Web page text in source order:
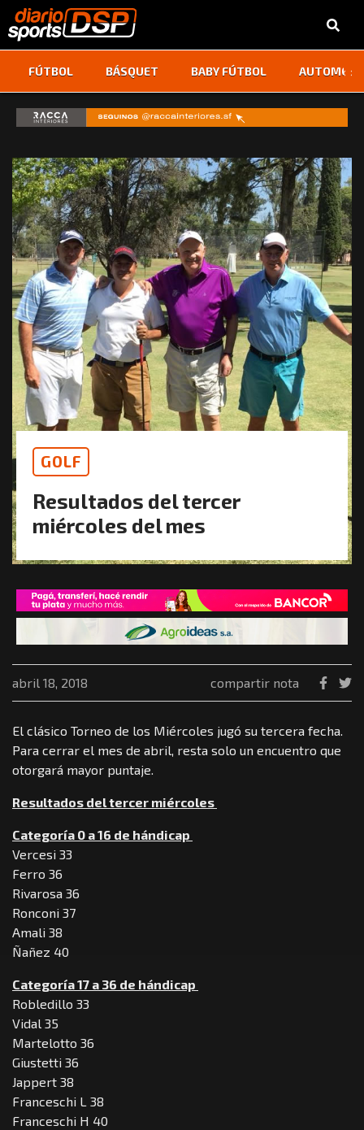
FÚTBOL BÁSQUET BABY FÚTBOL ‹ ›
GOLF
Resultados del tercer
miércoles del mes
abril 18, 2018 compartir nota
El clásico Torneo de los Miércoles jugó su tercera fecha.
Para cerrar el mes de abril, resta solo un encuentro que
otorgará mayor puntaje.
Resultados del tercer miércoles
Categoría 0 a 16 de hándicap
Vercesi 33
Ferro 36
Rivarosa 36
Ronconi 37
Amali 38
Ñañez 40
Categoría 17 a 36 de hándicap
Robledillo 33
Vidal 35
Martelotto 36
Giustetti 36
Jappert 38
Franceschi L 38
Franceschi H 40